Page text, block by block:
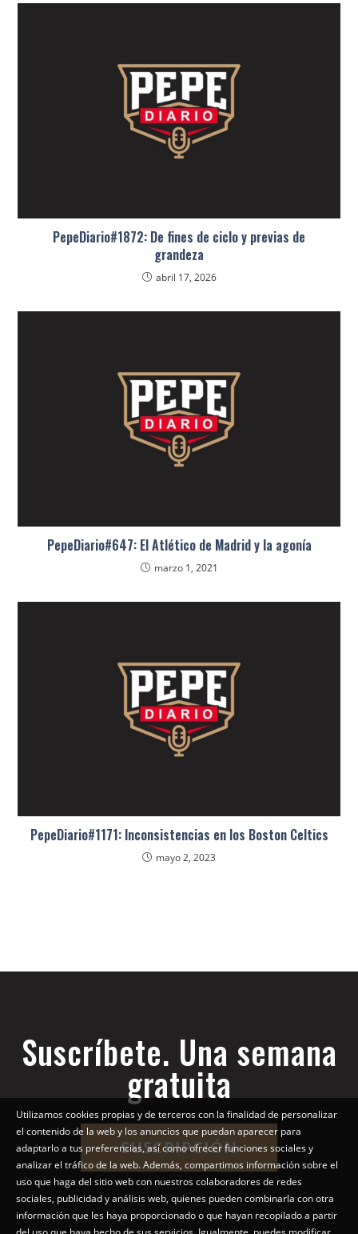
PepeDiario#1872: De fines de ciclo y previas de
grandeza
abril 17, 2026
PepeDiario#647: El Atlético de Madrid y la agonía
marzo 1, 2021
PepeDiario#1171: Inconsistencias en los Boston Celtics
mayo 2, 2023
Suscríbete. Una semana
gratuita
SUSCRIPCIÓN
Utilizamos cookies propias y de terceros con la finalidad de personalizar
el contenido de la web y los anuncios que puedan aparecer para
adaptarlo a tus preferencias, así como ofrecer funciones sociales y
analizar el tráfico de la web. Además, compartimos información sobre el
uso que haga del sitio web con nuestros colaboradores de redes
sociales, publicidad y análisis web, quienes pueden combinarla con otra
información que les haya proporcionado o que hayan recopilado a partir